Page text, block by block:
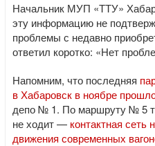
Начальник МУП «ТТУ»
эту информацию не
проблемы с недавно
ответил коротко: «Нет
Напомним, что последняя
в Хабаровск в ноябре
депо № 1. По маршруту № 5
не ходит — контактная сеть
движения современных